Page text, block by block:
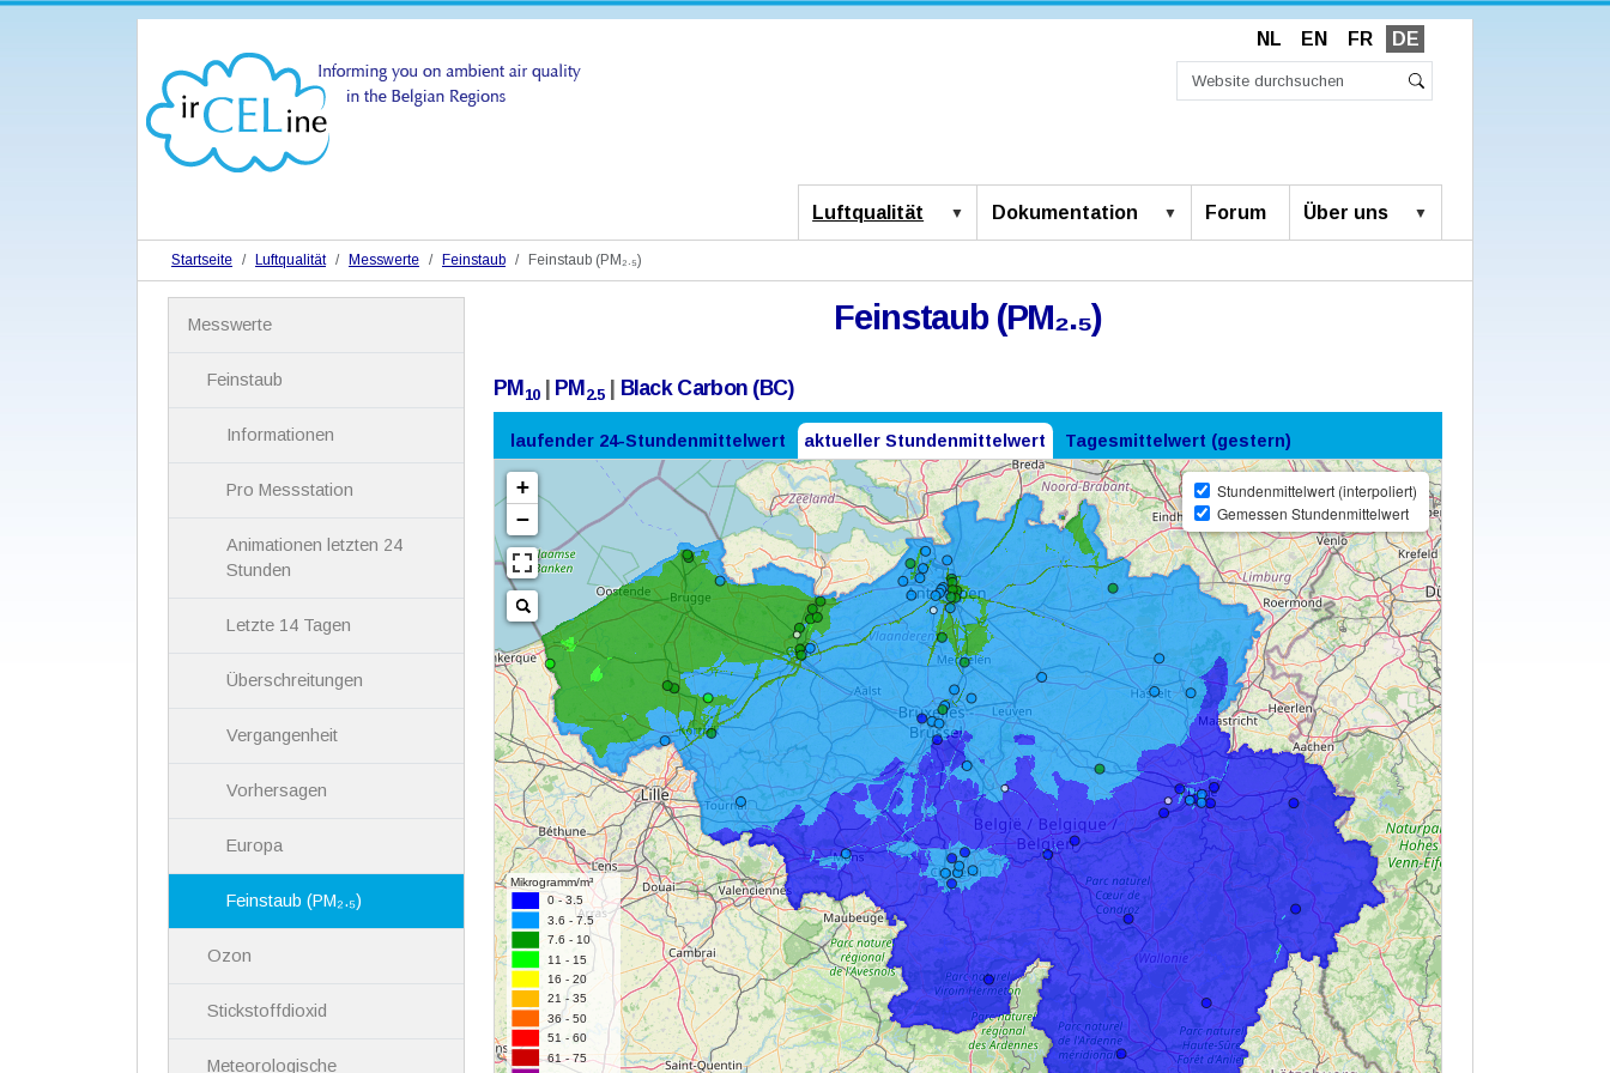
NL EN FR DE
Luftqualität Dokumentation Forum Über uns
Startseite Luftqualität Messwerte Feinstaub Feinstaub (PM₂.₅)
Feinstaub (PM₂.₅)
PM 10| PM 2.5| Black Carbon (BC)
laufender 24-Stundenmittelwert aktueller Stundenmittelwert Tagesmittelwert (gestern)
Messwerte
Feinstaub
Informationen
Pro Messstation
Animationen letzten 24
Stunden
Letzte 14 Tagen
Überschreitungen
Vergangenheit
Vorhersagen
Europa
Feinstaub (PM₂.₅)
Ozon
Stickstoffdioxid
Meteorologische